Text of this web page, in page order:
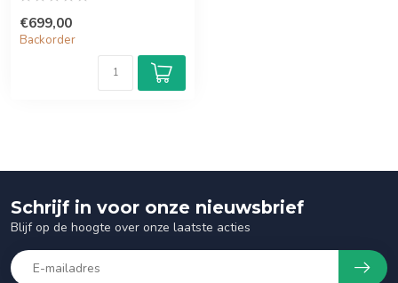
€699,00
Backorder
Schrijf in voor onze nieuwsbrief
Blijf op de hoogte over onze laatste acties